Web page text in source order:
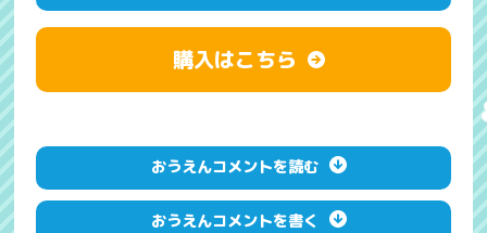
購入はこちら
おうえんコメントを読む
おうえんコメントを書く